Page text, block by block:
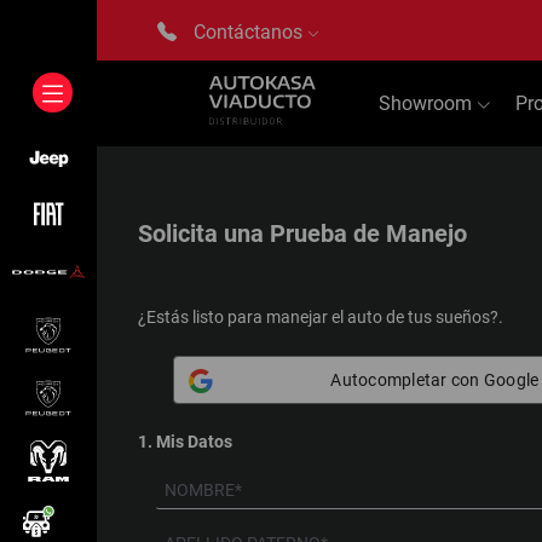
Contáctanos
Showroom
Solicita una Prueba de Manejo
¿Estás listo para manejar el auto de tus sueños?.
Autocompletar con Google
1. Mis Datos